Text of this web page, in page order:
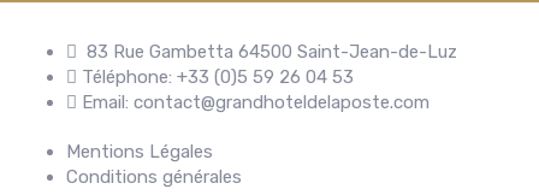
83 Rue Gambetta 64500 Saint-Jean-de-Luz
Téléphone: +33 (0)5 59 26 04 53
Email: contact@grandhoteldelaposte.com
Mentions Légales
Conditions générales